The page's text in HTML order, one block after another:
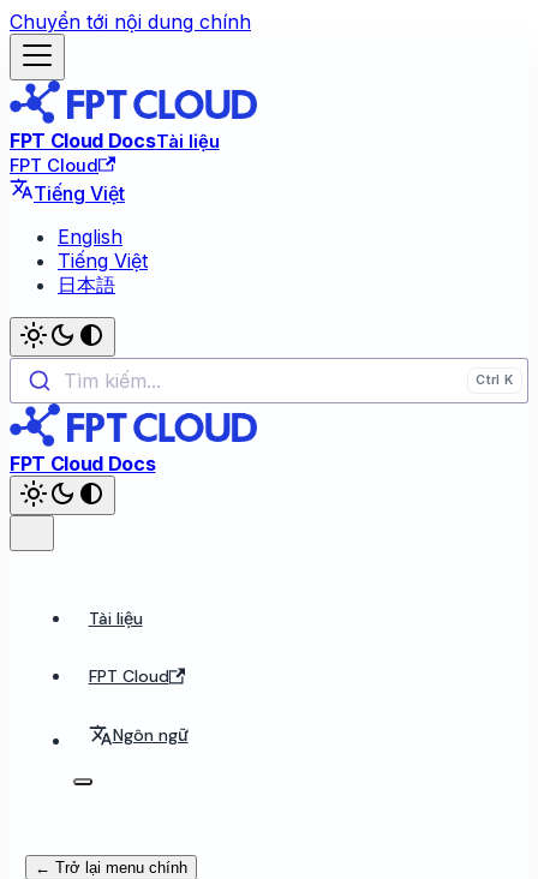
Chuyển tới nội dung chính
FPT Cloud DocsTài liệu
FPT Cloud
Tiếng Việt
English
Tiếng Việt
日本語
Tìm kiếm...
FPT Cloud Docs
Tài liệu
FPT Cloud
Ngôn ngữ
← Trở lại menu chính